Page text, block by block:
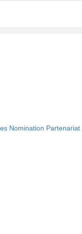
Nomination Partenariat